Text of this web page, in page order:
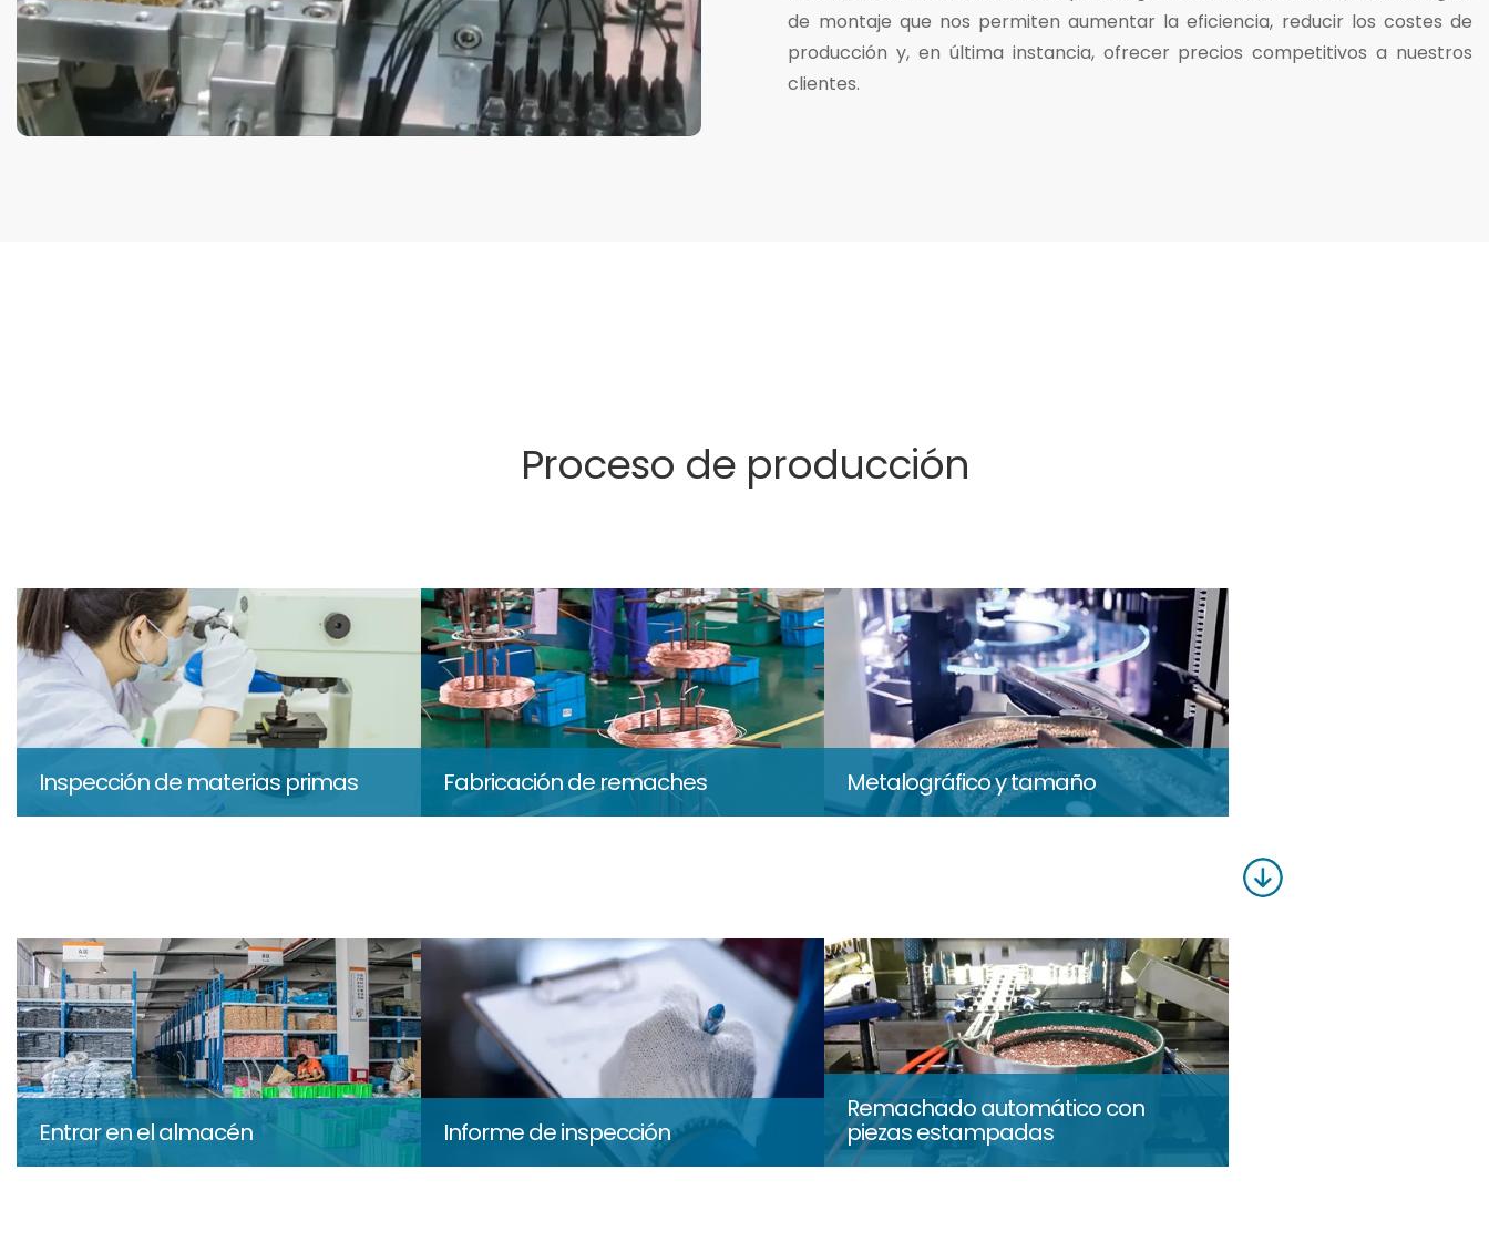
de montaje que nos permiten aumentar la eficiencia, reducir los costes de
producción y, en última instancia, ofrecer precios competitivos a nuestros
clientes.
Proceso de producción
Inspección de materias primas Fabricación de remaches Metalográfico y tamaño
Entrar en el almacén Informe de inspección
Remachado automático con
piezas estampadas